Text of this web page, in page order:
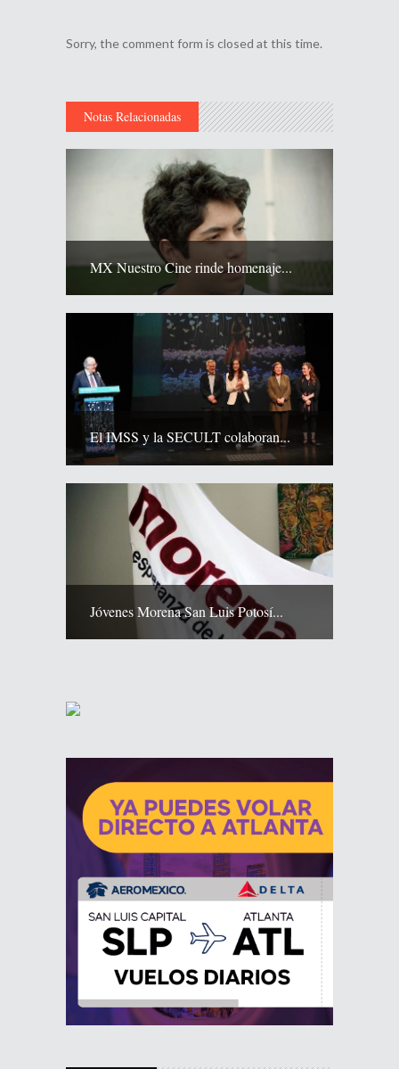
Sorry, the comment form is closed at this time.
Notas Relacionadas
MX Nuestro Cine rinde homenaje...
El IMSS y la SECULT colaboran...
Jóvenes Morena San Luis Potosí...